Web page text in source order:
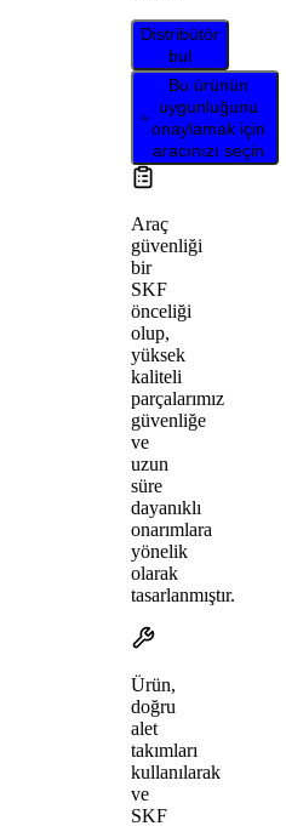
Distribütör
bul
Bu ürünün
uygunluğunu
onaylamak için
aracınızı seçin
Araç
güvenliği
bir
SKF
önceliği
olup,
yüksek
kaliteli
parçalarımız
güvenliğe
ve
uzun
süre
dayanıklı
onarımlara
yönelik
olarak
tasarlanmıştır.
Ürün,
doğru
alet
takımları
kullanılarak
ve
SKF